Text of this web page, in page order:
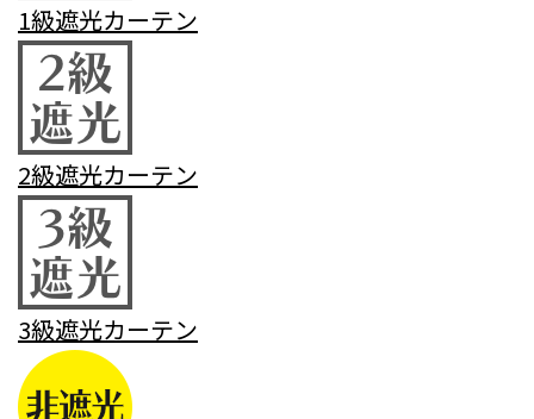
1級遮光カーテン
2級遮光カーテン
3級遮光カーテン